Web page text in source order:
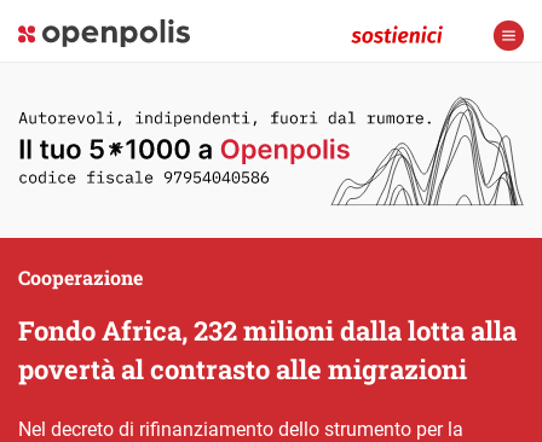
Fondo Africa, 232 milioni dalla lotta alla
povertà al contrasto alle migrazioni
Cooperazione
Nel decreto di rifinanziamento dello strumento per la